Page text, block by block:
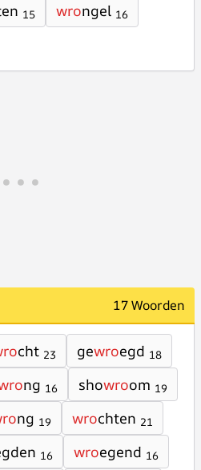
15 wrongel 16
17 Woorden
cht 23 gewroegd 18
ng 16 showroom 19
ng 19 wrochten 21
16 wroegend 16